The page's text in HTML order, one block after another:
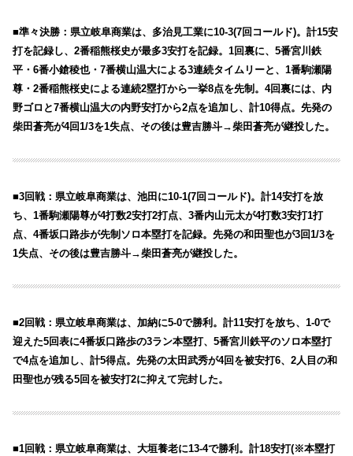
■準々決勝：県立岐阜商業は、多治見工業に10-3(7回コールド)。計15安
打を記録し、2番稲熊桜史が最多3安打を記録。1回裏に、5番宮川鉄
平・6番小鎗稜也・7番横山温大による3連続タイムリーと、1番駒瀬陽
尊・2番稲熊桜史による連続2塁打から一挙8点を先制。4回裏には、内
野ゴロと7番横山温大の内野安打から2点を追加し、計10得点。先発の
柴田蒼亮が4回1/3を1失点、その後は豊吉勝斗→柴田蒼亮が継投した。
■3回戦：県立岐阜商業は、池田に10-1(7回コールド)。計14安打を放
ち、1番駒瀬陽尊が4打数2安打2打点、3番内山元太が4打数3安打1打
点、4番坂口路歩が先制ソロ本塁打を記録。先発の和田聖也が3回1/3を
1失点、その後は豊吉勝斗→柴田蒼亮が継投した。
■2回戦：県立岐阜商業は、加納に5-0で勝利。計11安打を放ち、1-0で
迎えた5回表に4番坂口路歩の3ラン本塁打、5番宮川鉄平のソロ本塁打
で4点を追加し、計5得点。先発の太田武秀が4回を被安打6、2人目の和
田聖也が残る5回を被安打2に抑えて完封した。
■1回戦：県立岐阜商業は、大垣養老に13-4で勝利。計18安打(※本塁打